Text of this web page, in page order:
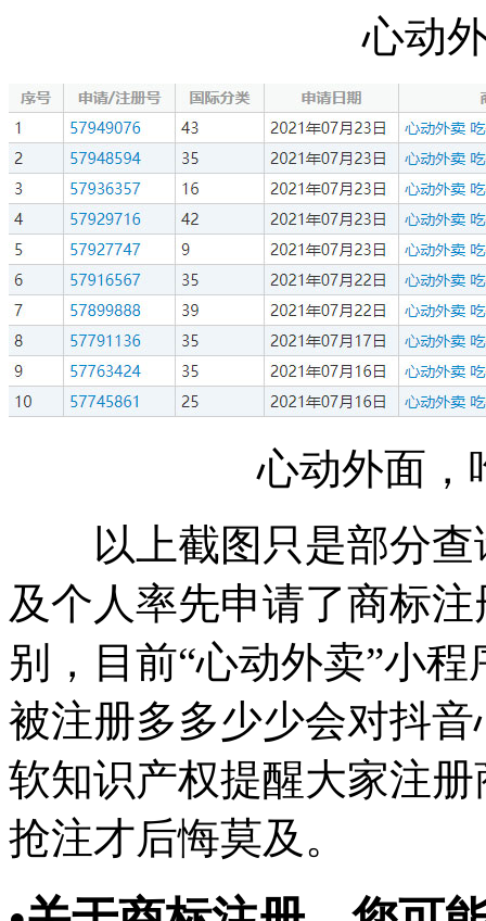
心动
心动外面，
以上截图只是部分查
及个人率先申请了商标
别，目前“心动外卖”小
被注册多多少少会对抖
软知识产权提醒大家注
抢注才后悔莫及。